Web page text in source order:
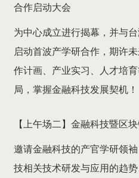
合作启动大会
为中心成立进行揭幕，并与
启动首波产学研合作，期许
作计画、产业实习、人才培
局，掌握金融科技发展契机！
【上午场二】金融科技暨区
邀请金融科技的产官学研领
技相关技术研发与应用的趋